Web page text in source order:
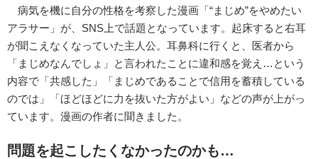
病気を機に自分の性格を考察した漫画「“まじめ”をやめたい
アラサー」が、SNS上で話題となっています。起床すると右耳
が聞こえなくなっていた主人公。耳鼻科に行くと、医者から
「まじめなんでしょ」と言われたことに違和感を覚え…という
内容で「共感した」「まじめであることで信用を蓄積している
のでは」「ほどほどに力を抜いた方がよい」などの声が上がっ
ています。漫画の作者に聞きました。
問題を起こしたくなかったのかも…